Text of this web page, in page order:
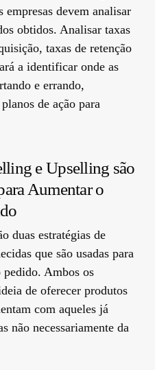
devem analisar
obtidos. Analisar taxas
taxas de retenção
a identificar onde as
e errando,
de ação para
e Upselling são
Aumentar o
duas estratégias de
que são usadas para
Ambos os
de oferecer produtos
com aqueles já
não necessariamente da